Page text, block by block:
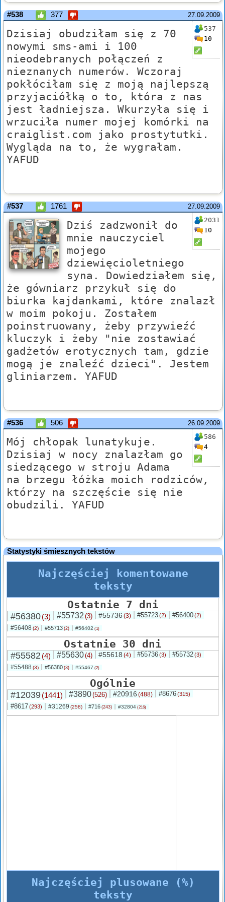
27.09.2009
#538 377
537
10
Dzisiaj obudziłam się z 70
nowymi sms-ami i 100
nieodebranych połączeń z
nieznanych numerów. Wczoraj
pokłóciłam się z moją najlepszą
przyjaciółką o to, która z nas
jest ładniejsza. Wkurzyła się i
wrzuciła numer mojej komórki na
craiglist.com jako prostytutki.
Wygląda na to, że wygrałam.
YAFUD
27.09.2009
#537 1761
2031
10
Dziś zadzwonił do
mnie nauczyciel
mojego
dziewięcioletniego
syna. Dowiedziałem się,
że gówniarz przykuł się do
biurka kajdankami, które znalazł
w moim pokoju. Zostałem
poinstruowany, żeby przywieźć
kluczyk i żeby "nie zostawiać
gadżetów erotycznych tam, gdzie
mogą je znaleźć dzieci". Jestem
gliniarzem. YAFUD
26.09.2009
#536 506
586
4
Mój chłopak lunatykuje.
Dzisiaj w nocy znalazłam go
siedzącego w stroju Adama
na brzegu łóżka moich rodziców,
którzy na szczęście się nie
obudzili. YAFUD
Statystyki śmiesznych tekstów
Najczęściej komentowane
teksty
Ostatnie 7 dni
#56380(3) #55732 (3) #55736 (3) #55723(2) #56400(2)
#56408 (2) #55713 (2) #56402 (1)
Ostatnie 30 dni
#55582 (4) #55630(4) #55618 (4) #55736(3) #55732(3)
#55488 (3) #56380 (3) #55467 (2)
Ogólnie
#12039(1441) #3890(526) #20916 (488) #8676(315)
#8617(293) #31269 (258) #716 (243) #32804 (216)
Najczęściej plusowane (%)
teksty